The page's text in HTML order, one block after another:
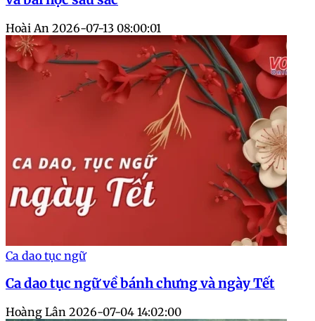
Hoài An 2026-07-13 08:00:01
Ca dao tục ngữ
Ca dao tục ngữ về bánh chưng và ngày Tết
Hoàng Lân 2026-07-04 14:02:00